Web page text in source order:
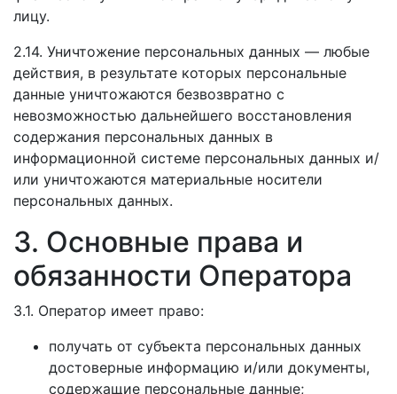
лицу.
2.14. Уничтожение персональных данных — любые
действия, в результате которых персональные
данные уничтожаются безвозвратно с
невозможностью дальнейшего восстановления
содержания персональных данных в
информационной системе персональных данных и/
или уничтожаются материальные носители
персональных данных.
3. Основные права и
обязанности Оператора
3.1. Оператор имеет право:
получать от субъекта персональных данных
достоверные информацию и/или документы,
содержащие персональные данные;